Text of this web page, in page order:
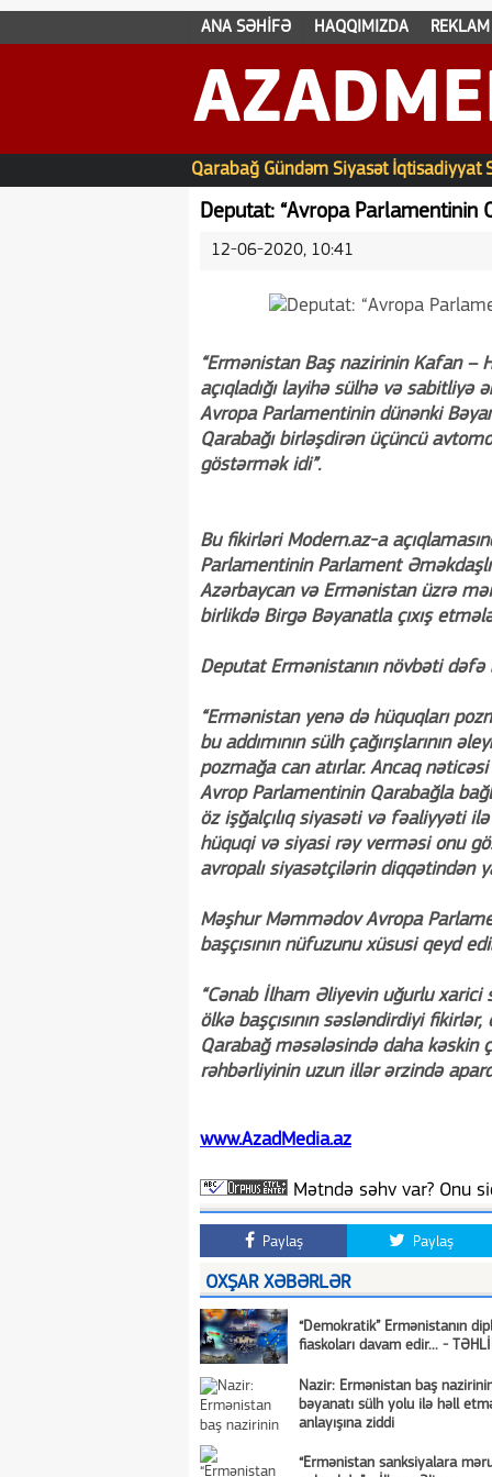
ANA SƏHİFƏ HAQQIMIZDA REKLAM
Qarabağ Gündəm Siyasət İqtisadiyyat
Deputat: “Avropa Parlamentinin
12-06-2020, 10:41
“Ermənistan Baş nazirinin Kafan –
açıqladığı layihə sülhə və sabitliyə
Avropa Parlamentinin dünənki
Qarabağı birləşdirən üçüncü
göstərmək idi”.
Bu fikirləri Modern.az-a
Parlamentinin Parlament
Azərbaycan və Ermənistan üzrə
birlikdə Birgə Bəyanatla çıxış
Deputat Ermənistanın növbəti dəfə
“Ermənistan yenə də hüquqları
bu addımının sülh çağırışlarının
pozmağa can atırlar. Ancaq
Avrop Parlamentinin Qarabağla
öz işğalçılıq siyasəti və fəaliyyəti
hüquqi və siyasi rəy verməsi onu
avropalı siyasətçilərin diqqətindən
Məşhur Məmmədov Avropa
başçısının nüfuzunu xüsusi qeyd
“Cənab İlham Əliyevin uğurlu
ölkə başçısının səsləndirdiyi
Qarabağ məsələsində daha kəskin
rəhbərliyinin uzun illər ərzində
www.AzadMedia.az
Mətndə səhv var? Onu
Paylaş Paylaş
OXŞAR XƏBƏRLƏR
“Demokratik” Ermənistanın
fiaskoları davam edir... -
Nazir: Ermənistan baş
bəyanatı sülh yolu ilə həll
anlayışına ziddi
“Ermənistan sanksiyalara